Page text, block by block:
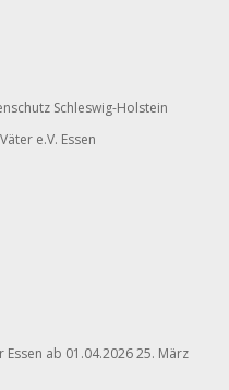
Schleswig-Holstein
e.V. Essen
ab 01.04.202625. März